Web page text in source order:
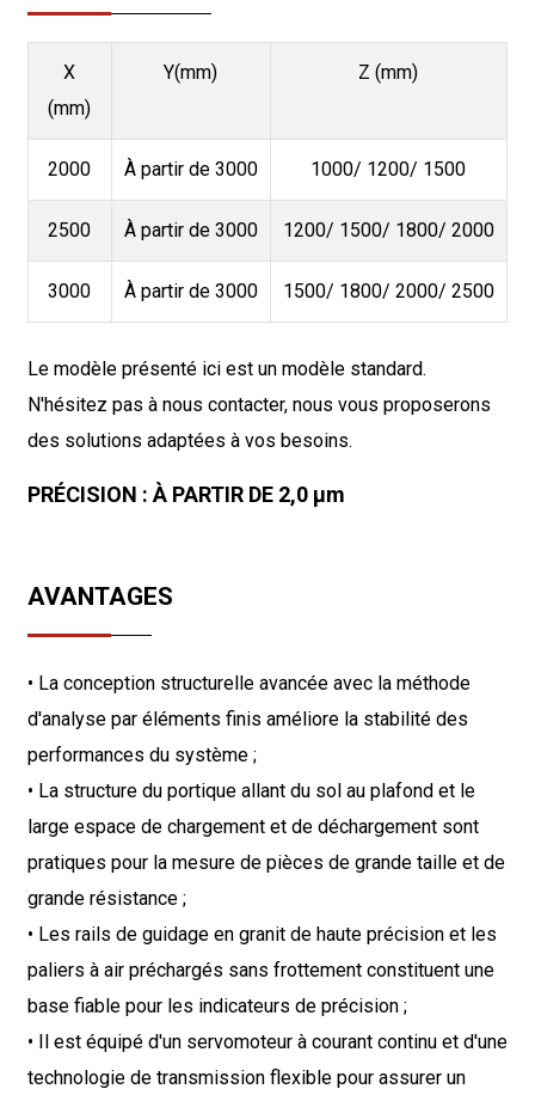
X
(mm)
Y(mm) Z (mm)
2000 À partir de 3000 1000/ 1200/ 1500
2500 À partir de 3000 1200/ 1500/ 1800/ 2000
3000 À partir de 3000 1500/ 1800/ 2000/ 2500
Le modèle présenté ici est un modèle standard.
N'hésitez pas à nous contacter, nous vous proposerons
des solutions adaptées à vos besoins.
PRÉCISION : À PARTIR DE 2,0 µm
AVANTAGES
• La conception structurelle avancée avec la méthode
d'analyse par éléments finis améliore la stabilité des
performances du système ;
• La structure du portique allant du sol au plafond et le
large espace de chargement et de déchargement sont
pratiques pour la mesure de pièces de grande taille et de
grande résistance ;
• Les rails de guidage en granit de haute précision et les
paliers à air préchargés sans frottement constituent une
base fiable pour les indicateurs de précision ;
• Il est équipé d'un servomoteur à courant continu et d'une
technologie de transmission flexible pour assurer un